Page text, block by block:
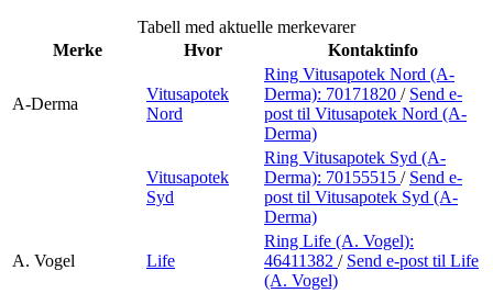
Praktisk informasjon
Ledige stillinger
Tabell med aktuelle merkevarer
Merke
Hvor Kontaktinfo
A-Derma
Vitusapotek
Nord
Ring Vitusapotek Nord (A-
Derma): 70171820 / Send e-
post til Vitusapotek Nord (A-
Derma)
Vitusapotek
Syd
Ring Vitusapotek Syd (A-
Derma): 70155515 / Send e-
post til Vitusapotek Syd (A-
Derma)
A. Vogel Life
Ring Life (A. Vogel):
46411382 / Send e-post til Life
(A. Vogel)